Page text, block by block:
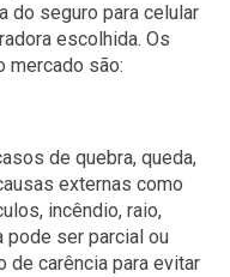
do seguro para celular
escolhida. Os
mercado são:
de quebra, queda,
externas como
incêndio, raio,
pode ser parcial ou
de carência para evitar